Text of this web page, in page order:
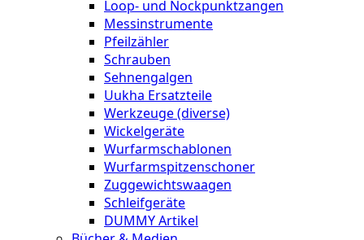
Loop- und Nockpunktzangen
Messinstrumente
Pfeilzähler
Schrauben
Sehnengalgen
Uukha Ersatzteile
Werkzeuge (diverse)
Wickelgeräte
Wurfarmschablonen
Wurfarmspitzenschoner
Zuggewichtswaagen
Schleifgeräte
DUMMY Artikel